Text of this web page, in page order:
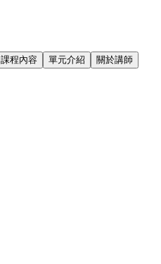
課程內容 單元介紹
關於講師